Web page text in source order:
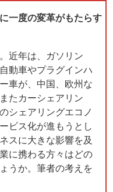
一度の変革がもたらす
近年は、ガソリン
動車やプラグインハ
車が、中国、欧州な
たカーシェアリン
シェアリングエコノ
ビス化が進もうとし
スに大きな影響を及
に携わる方々はどの
うか。筆者の考えを